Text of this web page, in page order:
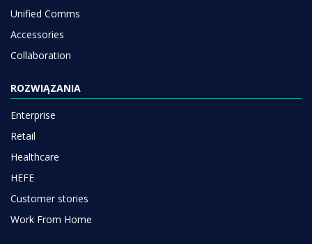
Unified Comms
Accessories
Collaboration
ROZWIĄZANIA
Enterprise
Retail
Healthcare
HEFE
Customer stories
Work From Home